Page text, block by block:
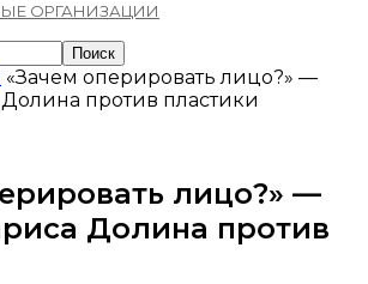
ОРГАНИЗАЦИИ
«Зачем оперировать лицо?» —
против пластики
лицо?» —
Долина против